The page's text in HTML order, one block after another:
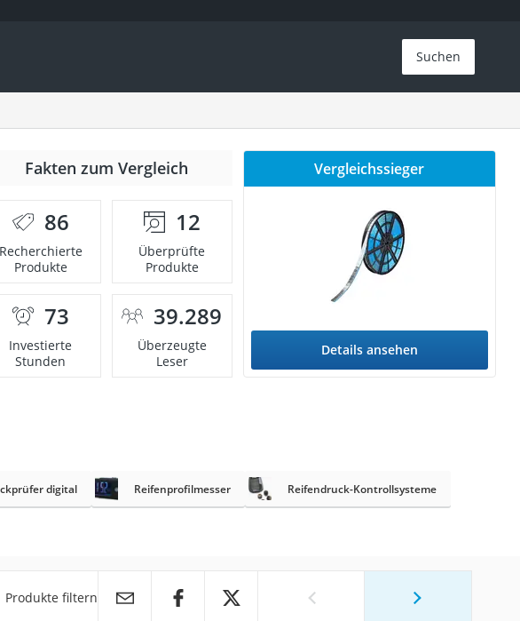
Suchen
Fakten zum Vergleich
86
Recherchierte
Produkte
12
Überprüfte
Produkte
73
Investierte
Stunden
39.289
Überzeugte
Leser
Vergleichssieger
Details ansehen
digital Reifenprofilmesser Reifendruck-Kontrollsysteme
Produkte filtern